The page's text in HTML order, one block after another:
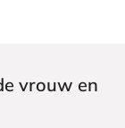
vrouw en